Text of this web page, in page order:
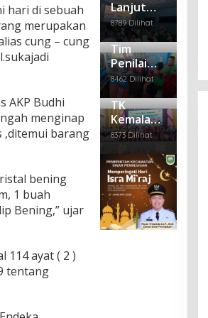
hari di sebuah
merupakan
cung – cung
AKP Budhi
menginap
,ditemui barang
bening
1 buah
Bening,” ujar
114 ayat ( 2 )
tentang
mse
l
Nya
mbi
Bag
i –
Bag
i
Pak
et
Se
mb
ako
ar
Sen
am
Seh
at
mai
di
Heb
ohk
an
Pen
em
uan
Ma
yat
Ter
gan
tun
g
es
OKU
Lak
uka
n
Pen
gga
lan
gan
Kep
ada
Nar
api
dan
a
Rut
Lanjut
MOu, SDN
11 dan
Puskesm
as
Kemalaraj
a Gelar
Pembinaa
n
8789 Dilihat
Tim
Penilai
Adiwiyata
Tingkat
Mandiri
Ke SDN
11 OKU
8462 Dilihat
TK
Kemala
Bhayangk
ari 15
OKU
Adakan
Pentas
Seni dan
Pelepasa
n Siswa
8373 Dilihat
Empat Anggota PWI Sumsel
Dipecat, Satu Mengundurkan Diri
Di Berita Daerah, Politik | Februari 28, 2025